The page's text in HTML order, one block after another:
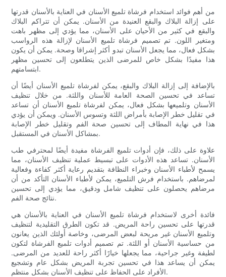
من أهم فوائد استخدام فرشاة تلميع الأسنان في العناية بالأسنان قدرتها
على إزالة البلاك والبقع العنيدة من الأسنان. يمكن أن تتراكم البلاك
والبقع في كثير من الأحيان على الأسنان، مما يؤدي إلى مظهر باهت
ومتغير اللون. تم تصميم فرشاة تلميع الأسنان لإزالة هذه الرواسب
بشكل فعال، مما يجعل الأسنان تبدو أكثر إشراقا وصحة. يمكن أن يكون
هذا مفيدًا بشكل خاص للمرضى الذين يتطلعون إلى تحسين مظهر
ابتسامتهم.
بالإضافة إلى إزالة البلاك والبقع، يمكن لفرشاة تلميع الأسنان أيضًا أن
تساعد في تحسين الصحة العامة للأسنان واللثة. من خلال تنظيف
الأسنان وتلميعها بشكل فعال، يمكن لفرشاة تلميع الأسنان أن تساعد
في تقليل خطر الإصابة بأمراض اللثة وتسوس الأسنان. ويمكن أن يؤدي
هذا في نهاية المطاف إلى تحسين صحة الفم وتقليل خطر الإصابة
بمشاكل الأسنان في المستقبل.
علاوة على ذلك، فإن أدوات تلميع الفرشاة مفيدة أيضًا لمحترفي طب
الأسنان. تساعد هذه الأدوات على تبسيط عملية تنظيف الأسنان، مما
يسمح لأطباء الأسنان وخبراء النظافة بتقديم رعاية أكثر كفاءة وفعالية
لمرضاهم. باستخدام فرش التلميع، يمكن لأطباء الأسنان التأكد من أن
مرضاهم يحصلون على تنظيف شامل ودقيق، مما يؤدي إلى تحسين
نتائج صحة الفم.
فائدة أخرى لاستخدام فرشاة تلميع الأسنان في العناية بالأسنان هي
قدرتها على تحسين راحة المريض. قد تكون الطرق التقليدية لتنظيف
وتلميع الأسنان غير مريحة لبعض المرضى، وخاصة أولئك الذين يعانون
من حساسية الأسنان أو اللثة. تم تصميم أدوات تلميع الفرشاة لتكون
لطيفة وغير جراحية، مما يجعلها خيارًا أكثر راحة للعديد من المرضى.
يمكن أن يساعد هذا في تحسين تجربة المريض بشكل عام وتشجيع
الأفراد على الحفاظ على تنظيف الأسنان بشكل منتظم.